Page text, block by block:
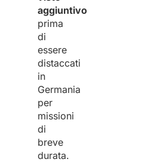
aggiuntivo
prima
di
essere
distaccati
in
Germania
per
missioni
di
breve
durata.